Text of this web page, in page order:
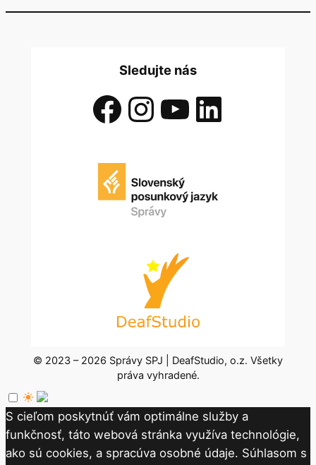
Sledujte nás
Facebook InstagramYouTube LinkedIn
© 2023 – 2026 Správy SPJ | DeafStudio, o.z. Všetky
práva vyhradené.
S cieľom poskytnúť vám optimálne služby a
funkčnosť, táto webová stránka využíva technológie,
ako sú cookies, a spracúva osobné údaje. Súhlasom s